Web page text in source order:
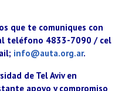
que te comuniques con
teléfono 4833-7090 / cel
info@auta.org.ar.
de Tel Aviv en
apoyo y compromiso